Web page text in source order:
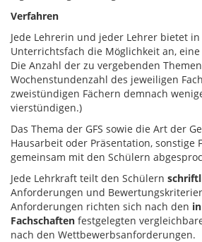
Verfahren
Jede Lehrerin und jeder Lehrer bietet in
Unterrichtsfach die Möglichkeit an, eine
Die Anzahl der zu vergebenden
Wochenstundenzahl des jeweiligen
zweistündigen Fächern demnach
vierstündigen.)
Das Thema der GFS sowie die Art der
Hausarbeit oder Präsentation, sonstige
gemeinsam mit den Schülern
Jede Lehrkraft teilt den Schülern
Anforderungen und
Anforderungen richten sich nach den
Fachschaften festgelegten
nach den Wettbewerbsanforderungen.